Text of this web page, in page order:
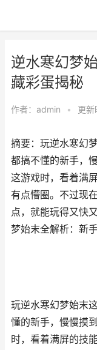
逆水寒幻梦
藏彩蛋揭秘
作者： admin • 更
摘要：玩逆水寒幻
都搞不懂的新手，
这游戏时，看着满
有点懵圈。不过现
点，就能玩得又快
梦始末全解析：新
玩逆水寒幻梦始末
懂的新手，慢慢摸
时，看着满屏的技